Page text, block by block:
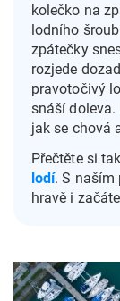
kolečko na
lodního
zpátečky
rozjede
pravotočivý
snáší doleva.
jak se chová
Přečtěte si
lodí. S naším
hravě i